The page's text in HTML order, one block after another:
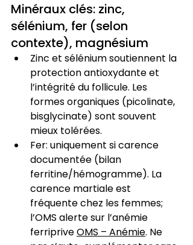
Minéraux clés: zinc,
sélénium, fer (selon
contexte), magnésium
Zinc et sélénium soutiennent la
protection antioxydante et
l’intégrité du follicule. Les
formes organiques (picolinate,
bisglycinate) sont souvent
mieux tolérées.
Fer: uniquement si carence
documentée (bilan
ferritine/hémogramme). La
carence martiale est
fréquente chez les femmes;
l’OMS alerte sur l’anémie
ferriprive OMS – Anémie. Ne